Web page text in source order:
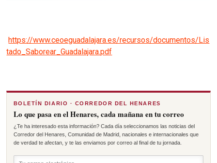
https://www.ceoeguadalajara.es/recursos/documentos/Lis
tado_Saborear_Guadalajara.pdf
BOLETÍN DIARIO · CORREDOR DEL HENARES
Lo que pasa en el Henares, cada mañana en tu correo
¿Te ha interesado esta información? Cada día seleccionamos las noticias del
Corredor del Henares, Comunidad de Madrid, nacionales e internacionales que
de verdad te afectan, y te las enviamos por correo al final de tu jornada.